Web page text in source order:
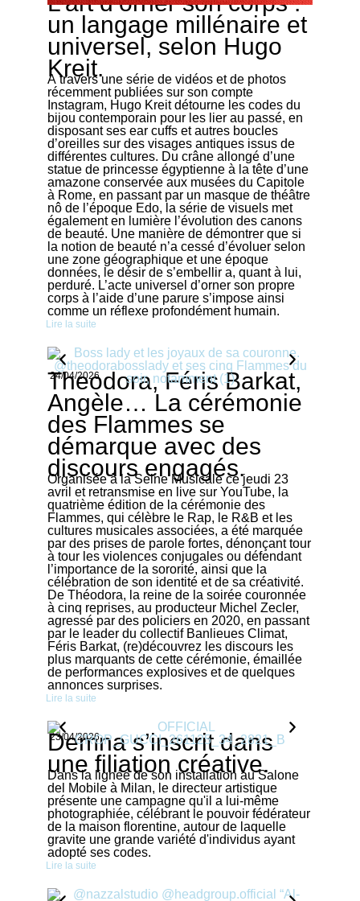
un langage millénaire et
universel, selon Hugo
Kreit.
À travers une série de vidéos et de photos
récemment publiées sur son compte
Instagram, Hugo Kreit détourne les codes du
bijou contemporain pour les lier au passé, en
disposant ses ear cuffs et autres boucles
d’oreilles sur des visages antiques issus de
différentes cultures. Du crâne allongé d’une
statue de princesse égyptienne à la tête d’une
amazone conservée aux musées du Capitole
à Rome, en passant par un masque de théâtre
nô de l’époque Edo, la série de visuels met
également en lumière l’évolution des canons
de beauté. Une manière de démontrer que si
la notion de beauté n’a cessé d’évoluer selon
une zone géographique et une époque
données, le désir de s’embellir a, quant à lui,
perduré. L’acte universel d’orner son propre
corps à l’aide d’une parure s’impose ainsi
comme un réflexe profondément humain.
Lire la suite
24/04/2026
Theodora, Féris Barkat,
Angèle… La cérémonie
des Flammes se
démarque avec des
discours engagés.
Organisée à la Seine Musicale ce jeudi 23
avril et retransmise en live sur YouTube, la
quatrième édition de la cérémonie des
Flammes, qui célèbre le Rap, le R&B et les
cultures musicales associées, a été marquée
par des prises de parole fortes, dénonçant tour
à tour les violences conjugales ou défendant
l’importance de la sororité, ainsi que la
célébration de son identité et de sa créativité.
De Théodora, la reine de la soirée couronnée
à cinq reprises, au producteur Michel Zecler,
agressé par des policiers en 2020, en passant
par le leader du collectif Banlieues Climat,
Féris Barkat, (re)découvrez les discours les
plus marquants de cette cérémonie, émaillée
de performances explosives et de quelques
annonces surprises.
Lire la suite
23/04/2026
Demna s’inscrit dans
une filiation créative.
Dans la lignée de son installation au Salone
del Mobile à Milan, le directeur artistique
présente une campagne qu'il a lui-même
photographiée, célébrant le pouvoir fédérateur
de la maison florentine, autour de laquelle
gravite une grande variété d'individus ayant
adopté ses codes.
Lire la suite